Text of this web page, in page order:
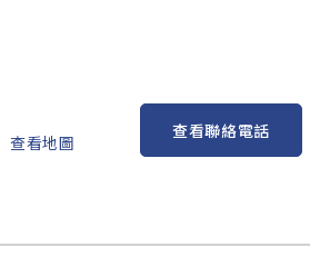
查看地圖
查看聯絡電話